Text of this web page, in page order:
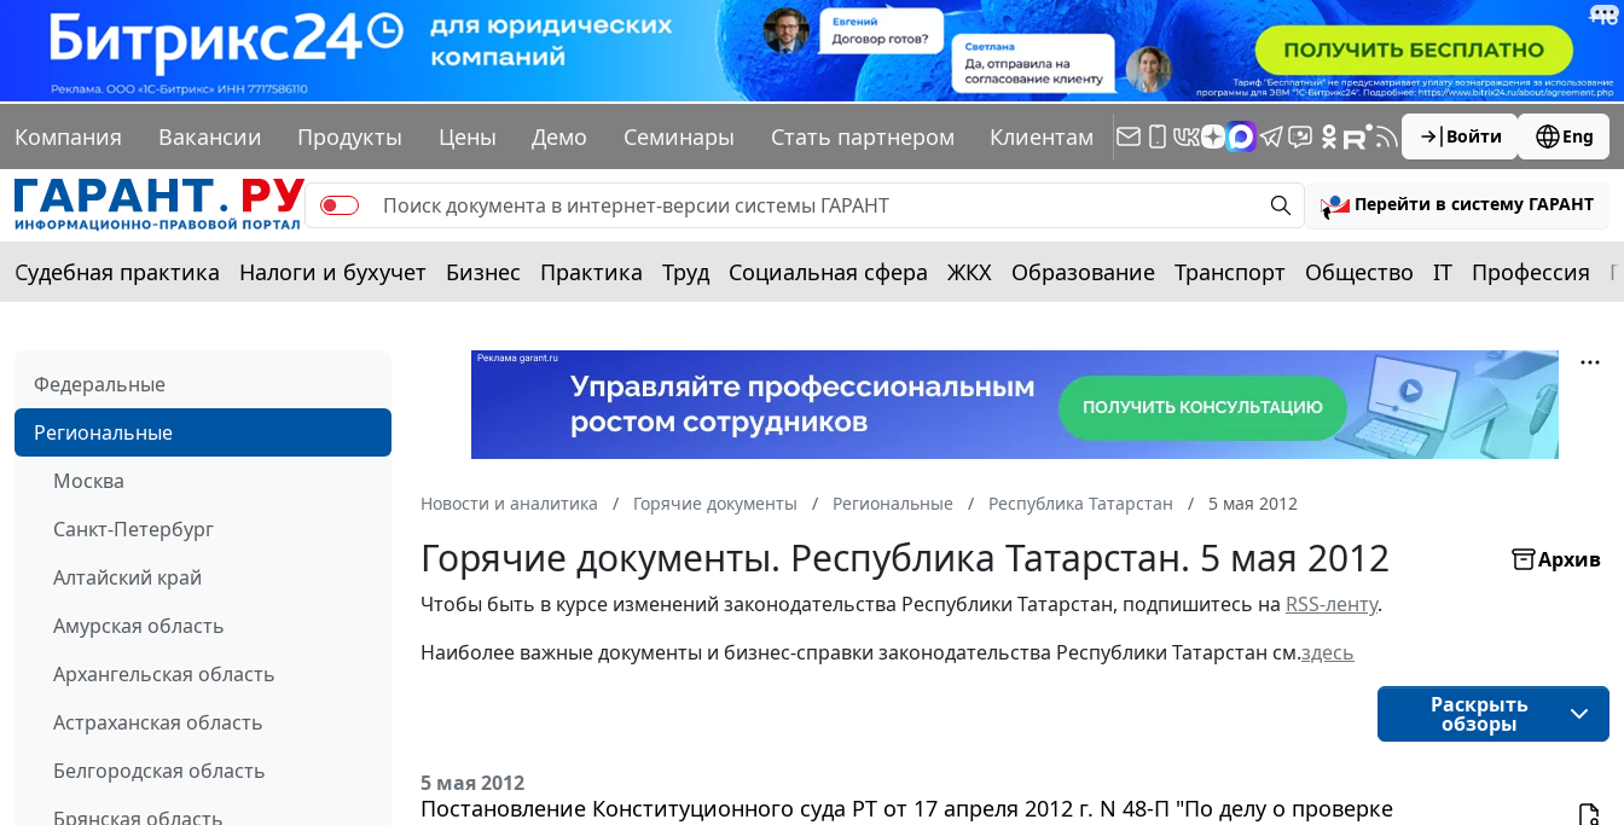
Компания Вакансии Продукты Цены Демо Семинары Стать партнером Клиентам Войти Eng
Перейти в систему ГАРАНТ
Судебная практика Налоги и бухучет Бизнес Практика Труд Социальная сфера ЖКХ Образование Транспорт Общество IT Профессия
Федеральные
Региональные
Москва
Санкт-Петербург
Алтайский край
Амурская область
Архангельская область
Астраханская область
Белгородская область
Брянская область
Новости и аналитика Горячие документы Региональные Республика Татарстан 5 мая 2012
Горячие документы. Республика Татарстан. 5 мая 2012
Архив
Чтобы быть в курсе изменений законодательства Республики Татарстан, подпишитесь на RSS-ленту.
Наиболее важные документы и бизнес-справки законодательства Республики Татарстан см.здесь
Раскрыть
обзоры
5 мая 2012
Постановление Конституционного суда РТ от 17 апреля 2012 г. N 48-П "По делу о проверке